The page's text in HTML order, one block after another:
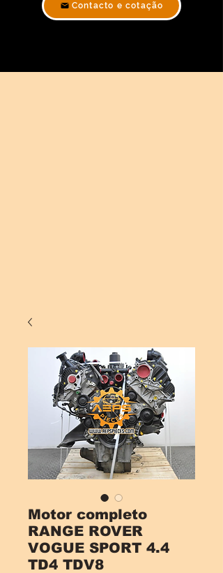
Contacto e cotação
Motor completo
RANGE ROVER
VOGUE SPORT 4.4
TD4 TDV8